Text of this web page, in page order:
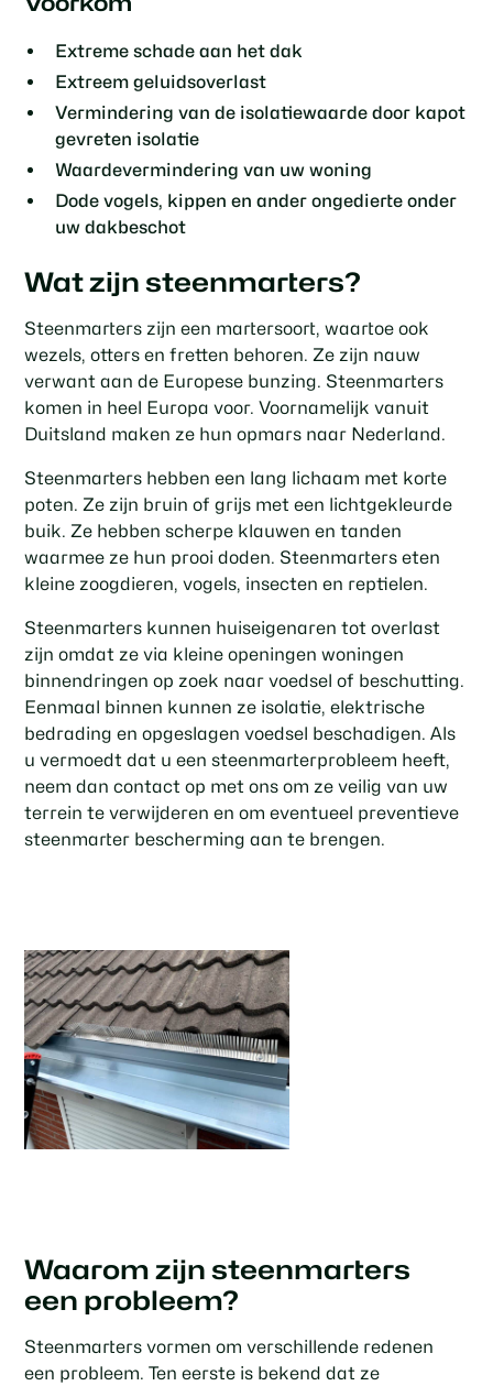
Extreme schade aan het dak
Extreem geluidsoverlast
Vermindering van de isolatiewaarde door kapot
gevreten isolatie
Waardevermindering van uw woning
Dode vogels, kippen en ander ongedierte onder
uw dakbeschot
Wat zijn steenmarters?
Steenmarters zijn een martersoort, waartoe ook
wezels, otters en fretten behoren. Ze zijn nauw
verwant aan de Europese bunzing. Steenmarters
komen in heel Europa voor. Voornamelijk vanuit
Duitsland maken ze hun opmars naar Nederland.
Steenmarters hebben een lang lichaam met korte
poten. Ze zijn bruin of grijs met een lichtgekleurde
buik. Ze hebben scherpe klauwen en tanden
waarmee ze hun prooi doden. Steenmarters eten
kleine zoogdieren, vogels, insecten en reptielen.
Steenmarters kunnen huiseigenaren tot overlast
zijn omdat ze via kleine openingen woningen
binnendringen op zoek naar voedsel of beschutting.
Eenmaal binnen kunnen ze isolatie, elektrische
bedrading en opgeslagen voedsel beschadigen. Als
u vermoedt dat u een steenmarterprobleem heeft,
neem dan contact op met ons om ze veilig van uw
terrein te verwijderen en om eventueel preventieve
steenmarter bescherming aan te brengen.
Waarom zijn steenmarters
een probleem?
Steenmarters vormen om verschillende redenen
een probleem. Ten eerste is bekend dat ze